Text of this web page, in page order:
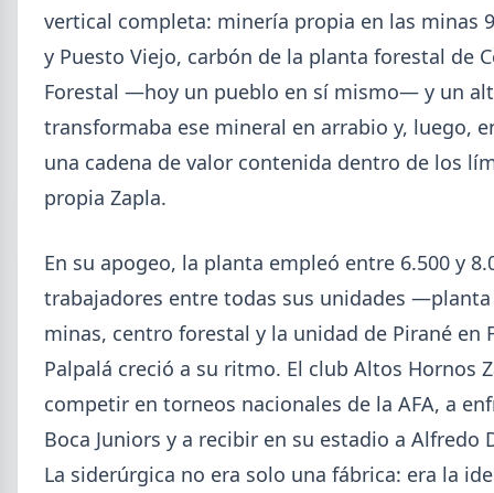
Día de la Siderurgia: cómo llega el
sector al aniversario 78 del legado
de Savio
El 31 de julio la industria del acero recordó a
Manuel Savio con inversiones millonarias, un
semestre de recuperación parcial y un mercado
que se reordena hacia la minería y la energía.
vertical completa: minería propia en las minas
y Puesto Viejo, carbón de la planta forestal de
Forestal —hoy un pueblo en sí mismo— y un
transformaba ese mineral en arrabio y, luego,
una cadena de valor contenida dentro de los
propia Zapla.
En su apogeo, la planta empleó entre 6.500 y
trabajadores entre todas sus unidades
minas, centro forestal y la unidad de Pirané en
Palpalá creció a su ritmo. El club Altos Hornos
competir en torneos nacionales de la AFA, a
Boca Juniors y a recibir en su estadio a Alfredo
La siderúrgica no era solo una fábrica: era la